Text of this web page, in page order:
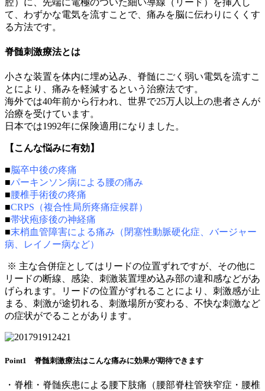
て、わずかな電気を流すことで、痛みを脳に伝わりにくくす
る方法です。
脊髄刺激療法とは
小さな装置を体内に埋め込み、脊髄にごく弱い電気を流すこ
とにより、痛みを軽減するという治療法です。
海外では40年前から行われ、世界で25万人以上の患者さんが
治療を受けています。
日本では1992年に保険適用になりました。
【こんな悩みに有効】
■ 脳卒中後の疼痛
■パーキンソン病による腰の痛み
■腰椎手術後の疼痛
■CRPS（複合性局所疼痛症候群）
■帯状疱疹後の神経痛
■末梢血管障害による痛み（閉塞性動脈硬化症、バージャー
病、レイノー病など）
※ 主な合併症としてはリードの位置ずれですが、その他に
リードの断線、感染、刺激装置埋め込み部の違和感などがあ
げられます。リードの位置がずれることにより、刺激感が止
まる、刺激が途切れる、刺激場所が変わる、不快な刺激など
の症状がでることがあります。
Point1 脊髄刺激療法はこんな痛みに効果が期待できます
・脊椎・脊髄疾患による腰下肢痛（腰部脊柱管狭窄症・腰椎